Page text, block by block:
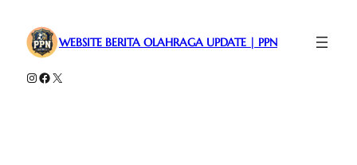
WEBSITE BERITA OLAHRAGA UPDATE | PPN
Instagram
Facebook
X